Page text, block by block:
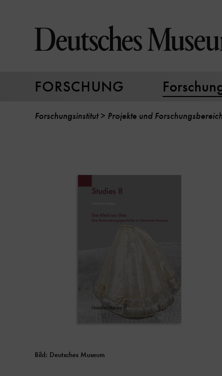
Seiteninhalt
springen
FORSCHUNG
Forschungsinstitut Projekte und
Bild: Deutsches Museum